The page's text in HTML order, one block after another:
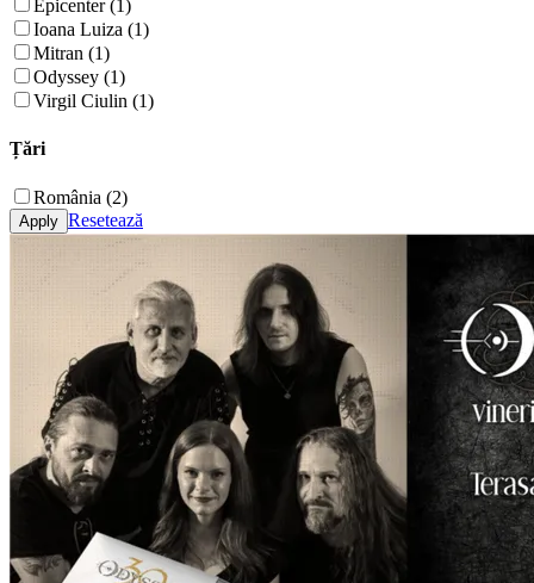
Epicenter (1)
Ioana Luiza (1)
Mitran (1)
Odyssey (1)
Virgil Ciulin (1)
Țări
România (2)
Resetează